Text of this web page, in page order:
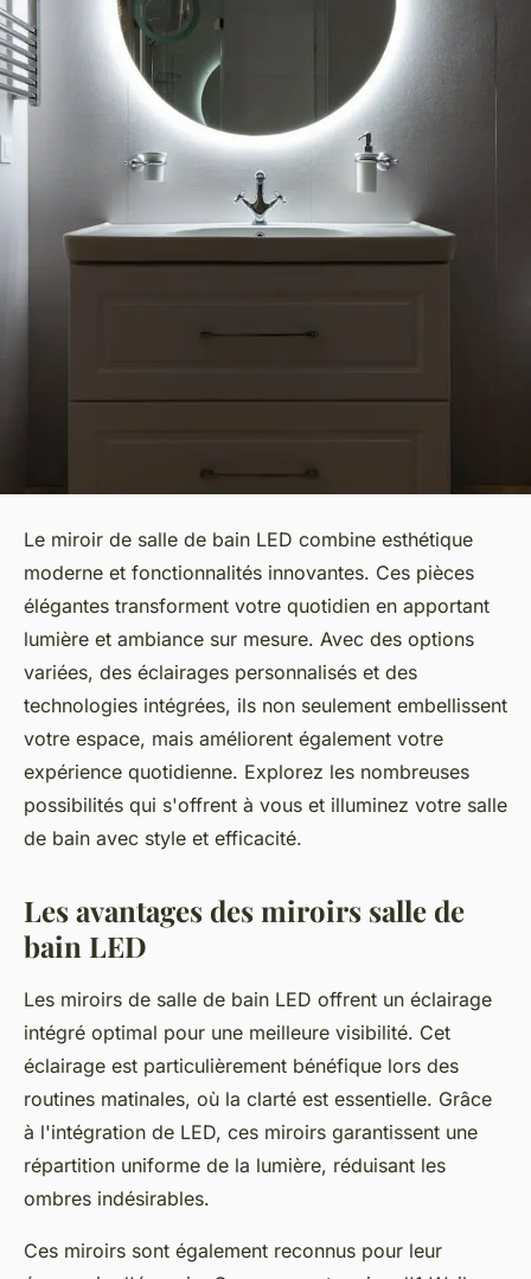
Le miroir de salle de bain LED combine esthétique
moderne et fonctionnalités innovantes. Ces pièces
élégantes transforment votre quotidien en apportant
lumière et ambiance sur mesure. Avec des options
variées, des éclairages personnalisés et des
technologies intégrées, ils non seulement embellissent
votre espace, mais améliorent également votre
expérience quotidienne. Explorez les nombreuses
possibilités qui s'offrent à vous et illuminez votre salle
de bain avec style et efficacité.
Les avantages des miroirs salle de
bain LED
Les miroirs de salle de bain LED offrent un éclairage
intégré optimal pour une meilleure visibilité. Cet
éclairage est particulièrement bénéfique lors des
routines matinales, où la clarté est essentielle. Grâce
à l'intégration de LED, ces miroirs garantissent une
répartition uniforme de la lumière, réduisant les
ombres indésirables.
Ces miroirs sont également reconnus pour leur